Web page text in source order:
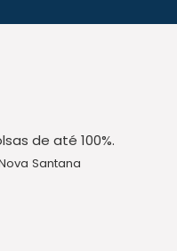
de até 100%.
Santana